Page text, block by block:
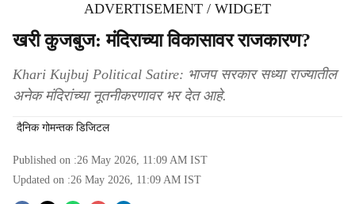
ADVERTISEMENT / WIDGET
खरी कुजबुज: मंदिराच्या विकासावर राजकारण?
Khari Kujbuj Political Satire: भाजप सरकार सध्या राज्यातील
अनेक मंदिरांच्या नूतनीकरणावर भर देत आहे.
दैनिक गोमन्तक डिजिटल
Published on :26 May 2026, 11:09 AM IST
Updated on :26 May 2026, 11:09 AM IST